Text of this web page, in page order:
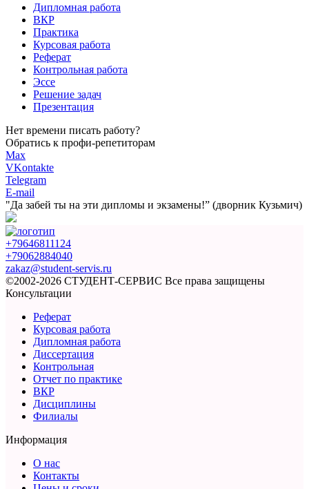
Дипломная работа
ВКР
Практика
Курсовая работа
Реферат
Контрольная работа
Эссе
Решение задач
Презентация
Нет времени писать работу?
Обратись к профи-репетиторам
Max
VKontakte
Telegram
E-mail
"Да забей ты на эти дипломы и экзамены!” (дворник Кузьмич)
+79646811124
+79062884040
zakaz@student-servis.ru
©2002-2026 СТУДЕНТ-СЕРВИС Все права защищены
Консультации
Реферат
Курсовая работа
Дипломная работа
Диссертация
Контрольная
Отчет по практике
ВКР
Дисциплины
Филиалы
Информация
О нас
Контакты